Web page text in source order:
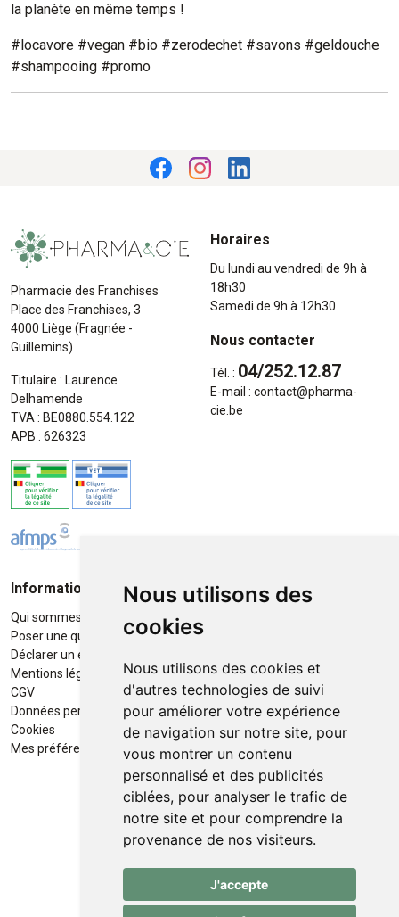
Nous utilisons des
cookies
Nous utilisons des cookies et
d'autres technologies de suivi
pour améliorer votre expérience
de navigation sur notre site, pour
vous montrer un contenu
personnalisé et des publicités
ciblées, pour analyser le trafic de
notre site et pour comprendre la
provenance de nos visiteurs.
J'accepte
la planète en même temps !
#locavore #vegan #bio #zerodechet #savons #geldouche
#shampooing #promo
Pharmacie des Franchises
Place des Franchises, 3
4000 Liège (Fragnée -
Guillemins)
Titulaire : Laurence
Delhamende
TVA : BE0880.554.122
APB : 626323
Horaires
Du lundi au vendredi de 9h à
18h30
Samedi de 9h à 12h30
Nous contacter
Tél. : 04/252.12.87
E-mail : contact@pharma-
cie.be
Informations
Qui sommes-nous ?
Poser une question
Déclarer un effet indésirable
Mentions légales
CGV
Données personnelles
Cookies
Mes préférences Cookies
Moyens de paiement
Retrait / Livraison
Retrait à la pharmacie en Click
Livraison cyclo-urbaines à Liège
avec :
Service professionnel et
écologique de livraisons rapides
et fiables.